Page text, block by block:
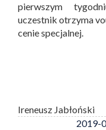
pierwszym
uczestnik otrzyma
cenie specjalnej.
Ireneusz Jabłoński
2019-